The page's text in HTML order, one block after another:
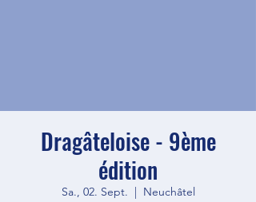
Dragâteloise - 9ème
édition
Sa., 02. Sept.
  |
Neuchâtel